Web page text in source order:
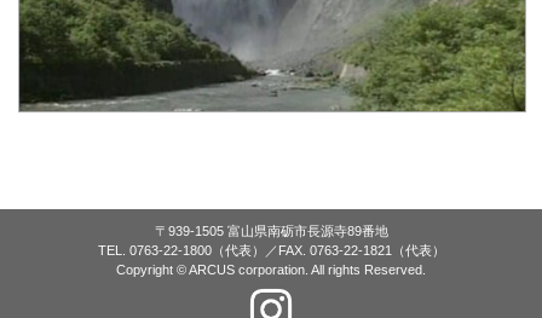
〒939-1505 富山県南砺市長源寺89番地
TEL. 0763-22-1800（代表）／FAX. 0763-22-1821（代表）
Copyright © ARCUS corporation. All rights Reserved.